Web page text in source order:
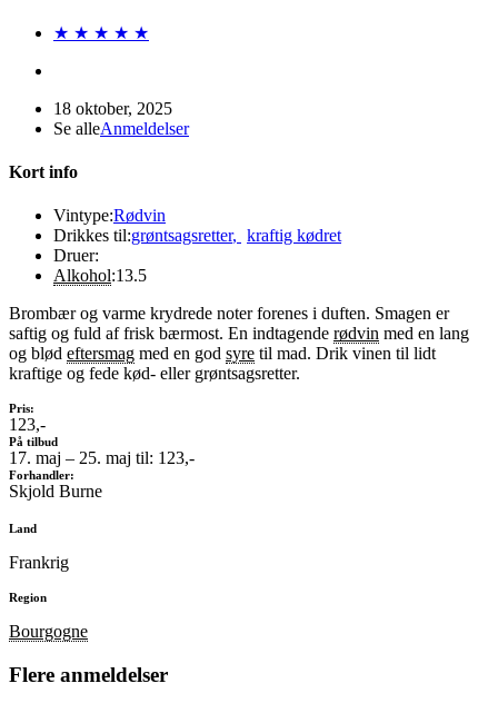
★ ★ ★ ★ ★
18 oktober, 2025
Se alleAnmeldelser
Kort info
Vintype:Rødvin
Drikkes til:grøntsagsretter, kraftig kødret
Druer:
Alkohol:13.5
Brombær og varme krydrede noter forenes i duften. Smagen er
saftig og fuld af frisk bærmost. En indtagende rødvin med en lang
og blød eftersmag med en god syre til mad. Drik vinen til lidt
kraftige og fede kød- eller grøntsagsretter.
Pris:
123,-
På tilbud
17. maj – 25. maj til: 123,-
Forhandler:
Skjold Burne
Land
Frankrig
Region
Bourgogne
Flere anmeldelser